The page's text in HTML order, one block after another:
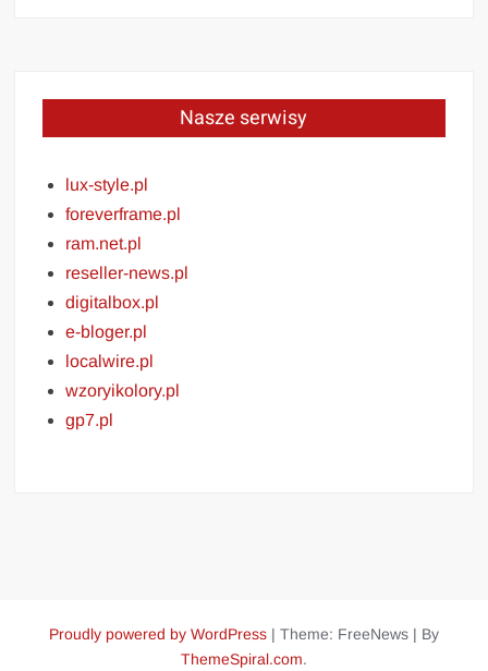
Nasze serwisy
lux-style.pl
foreverframe.pl
ram.net.pl
reseller-news.pl
digitalbox.pl
e-bloger.pl
localwire.pl
wzoryikolory.pl
gp7.pl
Proudly powered by WordPress | Theme: FreeNews | By
ThemeSpiral.com.